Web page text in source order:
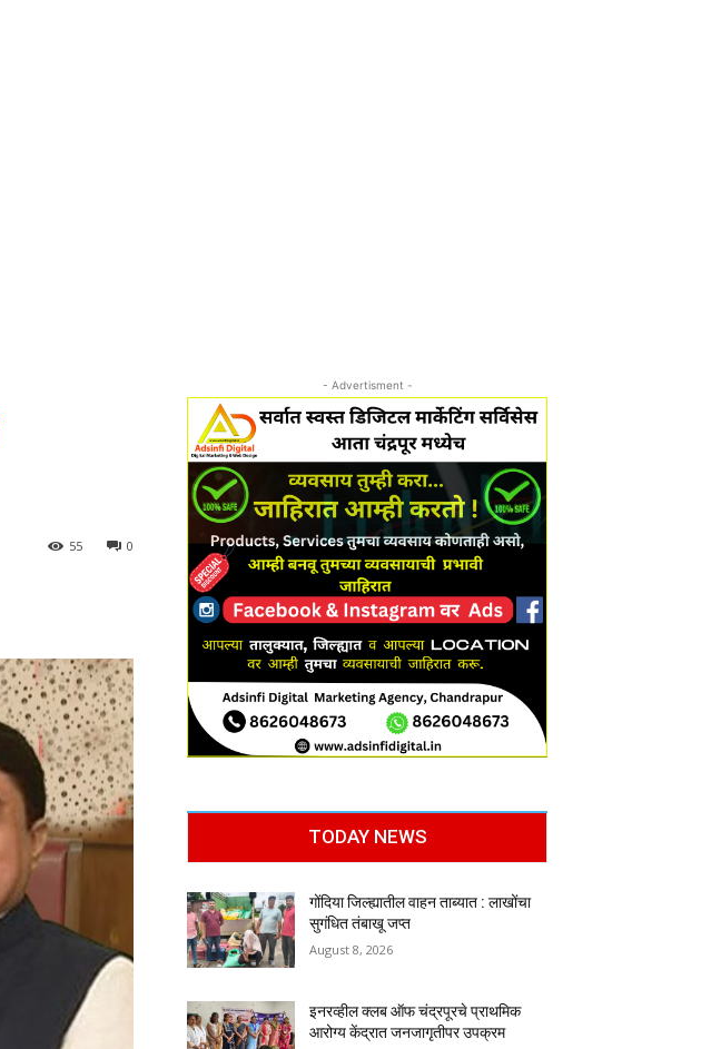
0
55
- Advertisment -
TODAY NEWS
गोंदिया जिल्ह्यातील वाहन ताब्यात : लाखोंचा
सुगंधित तंबाखू जप्त
August 8, 2026
इनरव्हील क्लब ऑफ चंद्रपूरचे प्राथमिक
आरोग्य केंद्रात जनजागृतीपर उपक्रम